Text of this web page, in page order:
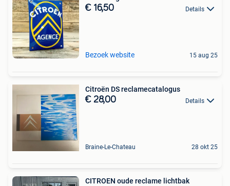
€ 16,50 Details
Bezoek website 15 aug 25
Citroën DS reclamecatalogus
€ 28,00 Details
Braine-Le-Chateau 28 okt 25
CITROEN oude reclame lichtbak